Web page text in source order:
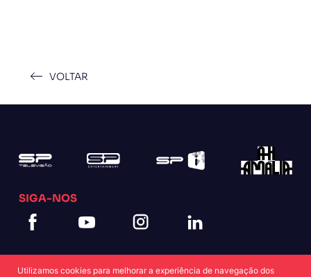
VOLTAR
SIGA-NOS
Utilizamos cookies para melhorar a experiência de navegação dos